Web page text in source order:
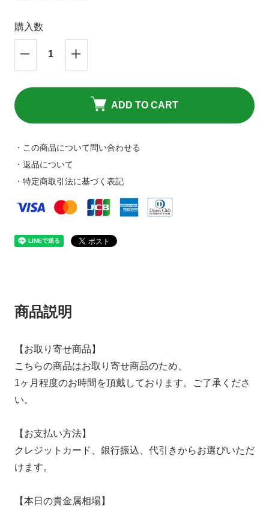
購入数
ADD TO CART
・この商品について問い合わせる
・返品について
・特定商取引法に基づく表記
商品説明
【お取り寄せ商品】
こちらの商品はお取り寄せ商品のため、
1ヶ月程度のお時間を頂戴しております。ご了承くださ
い。
【お支払い方法】
クレジットカード、銀行振込、代引きからお選びいただ
けます。
【本日の貴金属相場】